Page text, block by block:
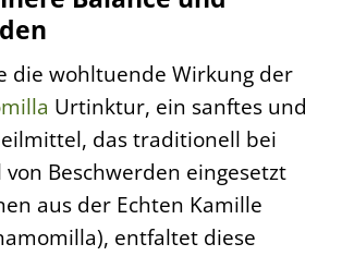
die wohltuende Wirkung der
Urtinktur, ein sanftes und
das traditionell bei
Beschwerden eingesetzt
aus der Echten Kamille
entfaltet diese